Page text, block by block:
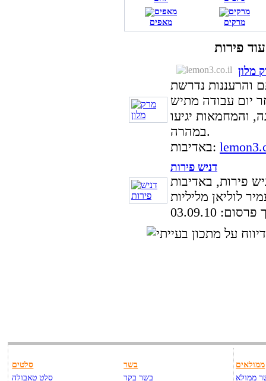
מאפים מרקים
מלון
והרעננות נדרשת
והמחמאות יגיעו
במהרה.
באדיבות:
דניש פירות
דניש פירות, באדיבות
03.09.10
סלטים
סלט טאבולה
בשר
בשר בקר
ממולאים
ממולא